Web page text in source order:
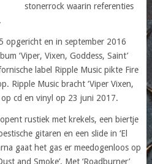
stonerrock waarin referenties
opgericht en in september 2016
‘Viper, Vixen, Goddess, Saint’
label Ripple Music pikte Fire
Ripple Music bracht ‘Viper Vixen,
cd en vinyl op 23 juni 2017.
opent rustiek met krekels, een biertje
gitaren en een slide in ‘El
gaat het gas er meedogenloos op
and Smoke’. Met ‘Roadburner’